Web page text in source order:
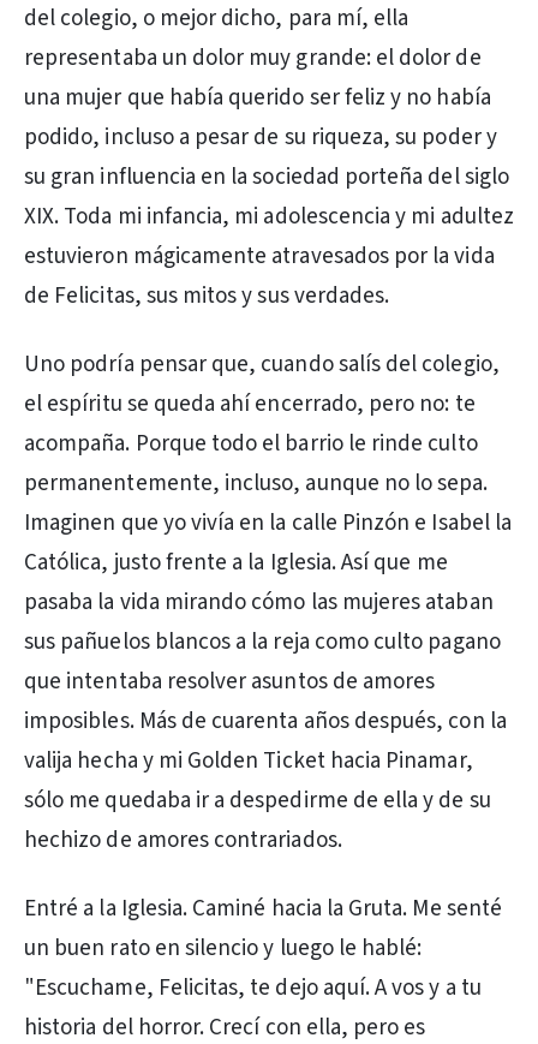
del colegio, o mejor dicho, para mí, ella
representaba un dolor muy grande: el dolor de
una mujer que había querido ser feliz y no había
podido, incluso a pesar de su riqueza, su poder y
su gran influencia en la sociedad porteña del siglo
XIX. Toda mi infancia, mi adolescencia y mi adultez
estuvieron mágicamente atravesados por la vida
de Felicitas, sus mitos y sus verdades.
Uno podría pensar que, cuando salís del colegio,
el espíritu se queda ahí encerrado, pero no: te
acompaña. Porque todo el barrio le rinde culto
permanentemente, incluso, aunque no lo sepa.
Imaginen que yo vivía en la calle Pinzón e Isabel la
Católica, justo frente a la Iglesia. Así que me
pasaba la vida mirando cómo las mujeres ataban
sus pañuelos blancos a la reja como culto pagano
que intentaba resolver asuntos de amores
imposibles. Más de cuarenta años después, con la
valija hecha y mi Golden Ticket hacia Pinamar,
sólo me quedaba ir a despedirme de ella y de su
hechizo de amores contrariados.
Entré a la Iglesia. Caminé hacia la Gruta. Me senté
un buen rato en silencio y luego le hablé:
"Escuchame, Felicitas, te dejo aquí. A vos y a tu
historia del horror. Crecí con ella, pero es